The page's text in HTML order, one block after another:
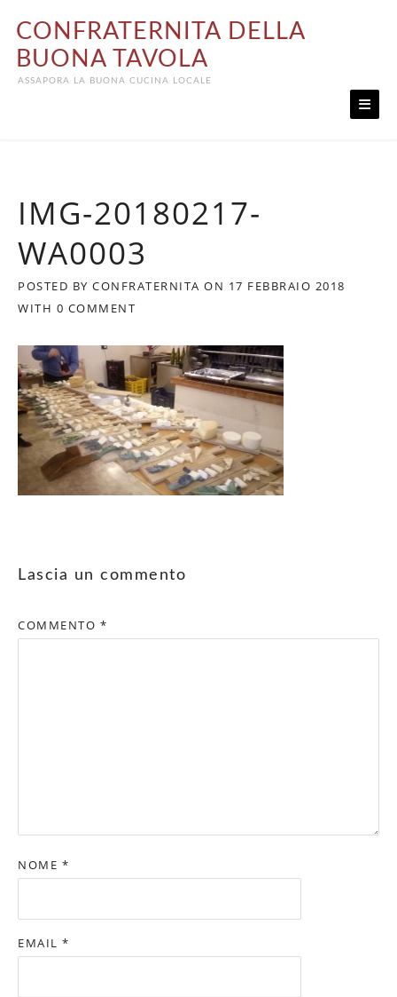
content
CONFRATERNITA DELLA
BUONA TAVOLA
ASSAPORA LA BUONA CUCINA LOCALE
IMG-20180217-
WA0003
POSTED BY CONFRATERNITA ON 17 FEBBRAIO 2018
WITH 0 COMMENT
Lascia un commento
COMMENTO *
NOME *
EMAIL *